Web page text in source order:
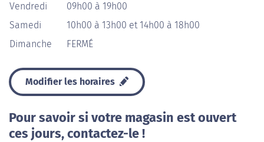
Vendredi
09h00 à 19h00
Samedi
10h00 à 13h00 et 14h00 à 18h00
Dimanche
FERMÉ
Modifier les horaires
Pour savoir si votre magasin est ouvert
ces jours, contactez-le !